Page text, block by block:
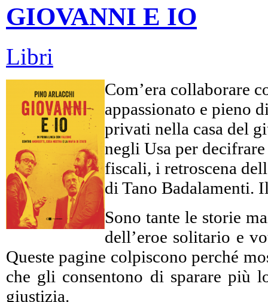
GIOVANNI E IO
Libri
Com’era collaborare
appassionato e pieno
privati nella casa del
negli Usa per
fiscali, i retroscena
di Tano Badalamenti.
Sono tante le storie
dell’eroe solitario e
Queste pagine colpiscono perché
che gli consentono di sparare più
giustizia.